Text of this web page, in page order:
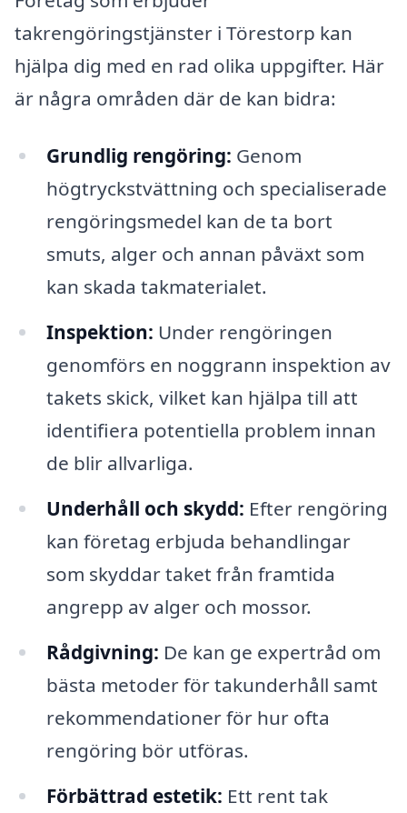
takrengöringstjänster i Törestorp kan
hjälpa dig med en rad olika uppgifter. Här
är några områden där de kan bidra:
Grundlig rengöring: Genom
högtryckstvättning och specialiserade
rengöringsmedel kan de ta bort
smuts, alger och annan påväxt som
kan skada takmaterialet.
Inspektion: Under rengöringen
genomförs en noggrann inspektion av
takets skick, vilket kan hjälpa till att
identifiera potentiella problem innan
de blir allvarliga.
Underhåll och skydd: Efter rengöring
kan företag erbjuda behandlingar
som skyddar taket från framtida
angrepp av alger och mossor.
Rådgivning: De kan ge expertråd om
bästa metoder för takunderhåll samt
rekommendationer för hur ofta
rengöring bör utföras.
Förbättrad estetik: Ett rent tak